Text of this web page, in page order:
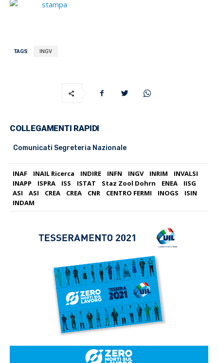
TAGS INGV
COLLEGAMENTI RAPIDI
Comunicati Segreteria Nazionale
INAF INAIL Ricerca INDIRE INFN INGV INRIM
INVALSI
INAPP
ISPRA ISS ISTAT Staz Zool Dohrn ENEA
IISG
ASI
ASI CREA CREA CNR CENTRO FERMI INOGS
ISIN
INDAM